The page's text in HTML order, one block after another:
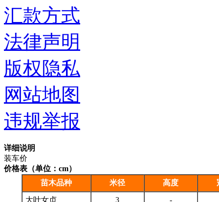
详细说明
装车价
价格表（单位：cm）
苗木品种
米径 高度
大叶女贞 3 -
汇款方式
法律声明
版权隐私
网站地图
违规举报